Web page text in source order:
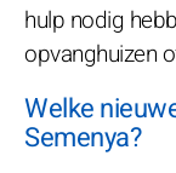
hulp nodig
opvanghuizen
Welke
Semenya?